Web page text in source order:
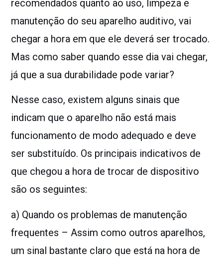
recomendados quanto ao uso, limpeza e
manutenção do seu aparelho auditivo, vai
chegar a hora em que ele deverá ser trocado.
Mas como saber quando esse dia vai chegar,
já que a sua durabilidade pode variar?
Nesse caso, existem alguns sinais que
indicam que o aparelho não está mais
funcionamento de modo adequado e deve
ser substituído. Os principais indicativos de
que chegou a hora de trocar de dispositivo
são os seguintes:
a) Quando os problemas de manutenção
frequentes – Assim como outros aparelhos,
um sinal bastante claro que está na hora de